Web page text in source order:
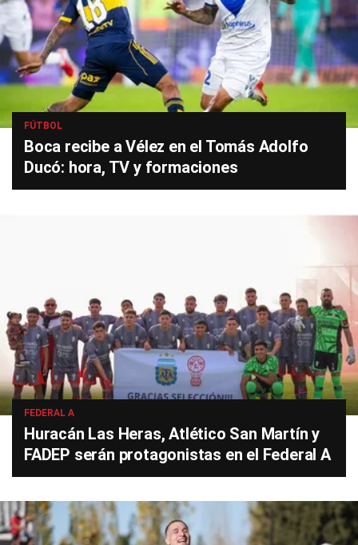
FÚTBOL
Boca recibe a Vélez en el Tomás Adolfo
Ducó: hora, TV y formaciones
FEDERAL A
Huracán Las Heras, Atlético San Martín y
FADEP serán protagonistas en el Federal A